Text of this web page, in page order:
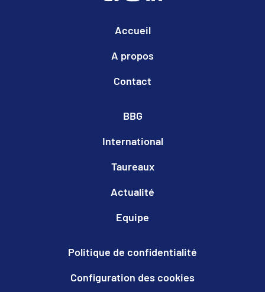
Accueil
A propos
Contact
BBG
International
Taureaux
Actualité
Equipe
Politique de confidentialité
Configuration des cookies